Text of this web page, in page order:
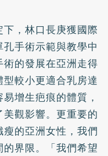
，林口長庚獲國際
手術示範與教學中
的發展在亞洲走得
較小更適合乳房達
增生疤痕的體質，
觀影響。更重要的
的亞洲女性，我們
界限。「我們希望